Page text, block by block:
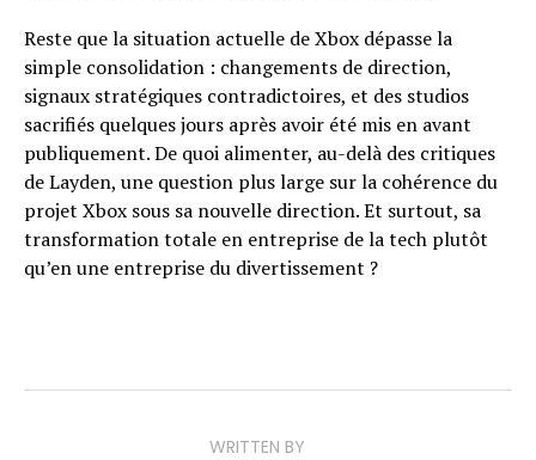
Reste que la situation actuelle de Xbox dépasse la
simple consolidation : changements de direction,
signaux stratégiques contradictoires, et des studios
sacrifiés quelques jours après avoir été mis en avant
publiquement. De quoi alimenter, au-delà des critiques
de Layden, une question plus large sur la cohérence du
projet Xbox sous sa nouvelle direction. Et surtout, sa
transformation totale en entreprise de la tech plutôt
qu’en une entreprise du divertissement ?
WRITTEN BY